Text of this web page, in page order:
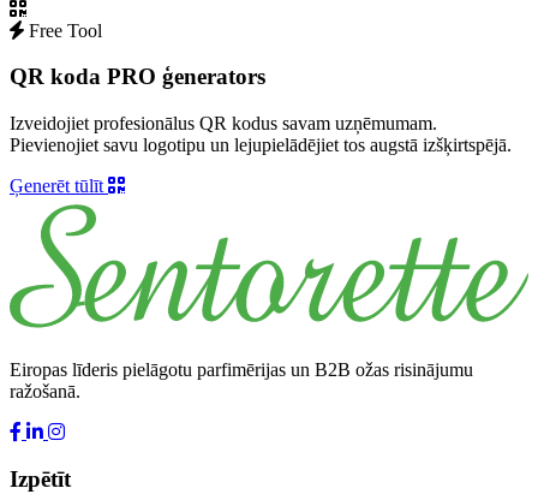
Free Tool
QR koda PRO ģenerators
Izveidojiet profesionālus QR kodus savam uzņēmumam.
Pievienojiet savu logotipu un lejupielādējiet tos augstā izšķirtspējā.
Ģenerēt tūlīt
Eiropas līderis pielāgotu parfimērijas un B2B ožas risinājumu
ražošanā.
Izpētīt